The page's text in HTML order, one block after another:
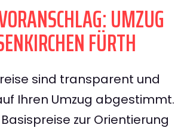
UMZUG
FÜRTH
sind transparent und
Ihren Umzug abgestimmt.
zur Orientierung